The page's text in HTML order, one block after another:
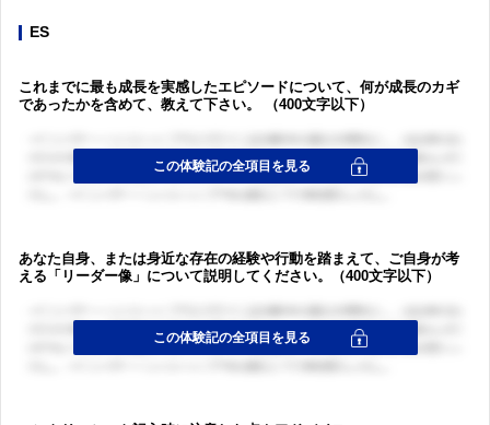
ES
これまでに最も成長を実感したエピソードについて、何が成長のカギ
であったかを含めて、教えて下さい。 （400文字以下）
あなた自身、または身近な存在の経験や行動を踏まえて、ご自身が考
える「リーダー像」について説明してください。（400文字以下）